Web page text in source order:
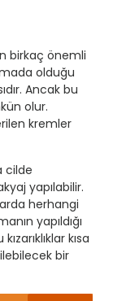
birkaç önemli
olduğu
Ancak bu
olur.
kremler
cilde
yapılabilir.
herhangi
yapıldığı
kısa
bir